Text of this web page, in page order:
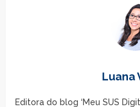
Luana
Editora do blog ‘Meu SUS